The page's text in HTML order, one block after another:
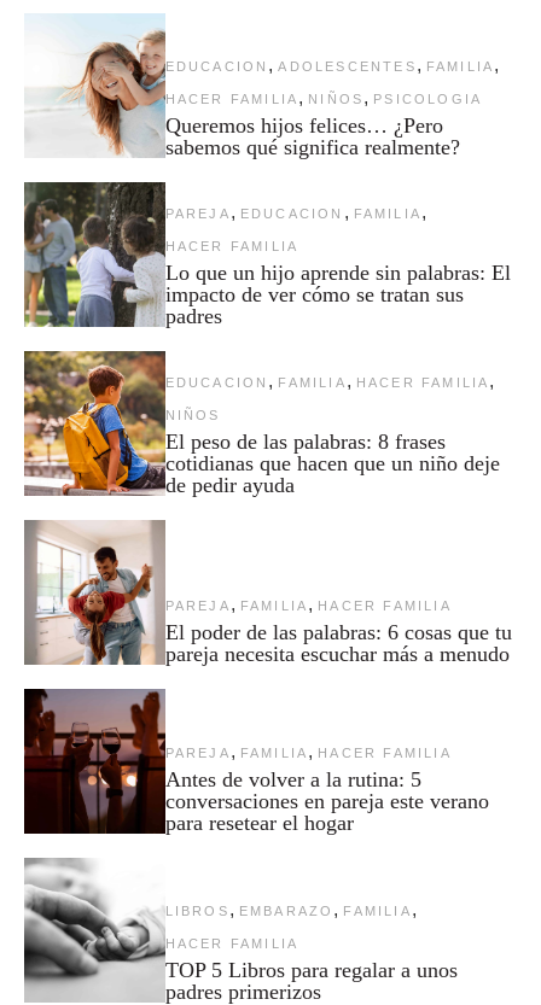
EDUCACION , ADOLESCENTES , FAMILIA ,
HACER FAMILIA , NIÑOS , PSICOLOGIA
Queremos hijos felices… ¿Pero
sabemos qué significa realmente?
PAREJA , EDUCACION , FAMILIA ,
HACER FAMILIA
Lo que un hijo aprende sin palabras: El
impacto de ver cómo se tratan sus
padres
EDUCACION , FAMILIA , HACER FAMILIA ,
NIÑOS
El peso de las palabras: 8 frases
cotidianas que hacen que un niño deje
de pedir ayuda
PAREJA , FAMILIA , HACER FAMILIA
El poder de las palabras: 6 cosas que tu
pareja necesita escuchar más a menudo
PAREJA , FAMILIA , HACER FAMILIA
Antes de volver a la rutina: 5
conversaciones en pareja este verano
para resetear el hogar
LIBROS , EMBARAZO , FAMILIA ,
HACER FAMILIA
TOP 5 Libros para regalar a unos
padres primerizos